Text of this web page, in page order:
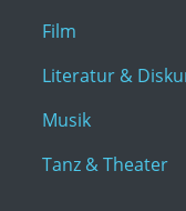
Film
Literatur &
Musik
Tanz & Theater